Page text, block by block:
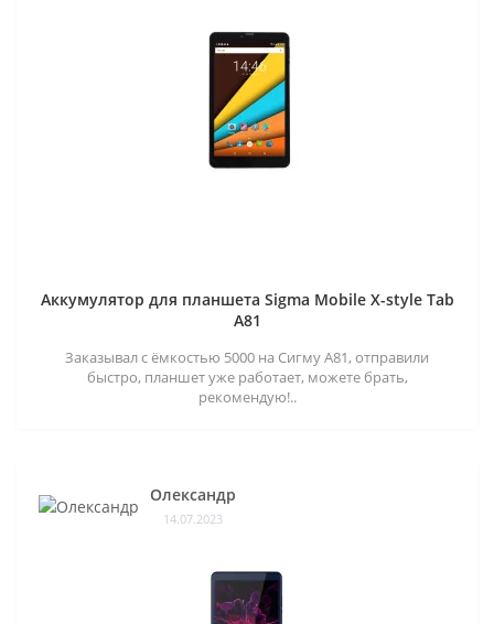
Аккумулятор для планшета Sigma Mobile X-style Tab
A81
Заказывал с ёмкостью 5000 на Сигму А81, отправили
быстро, планшет уже работает, можете брать,
рекомендую!..
Олександр
14.07.2023